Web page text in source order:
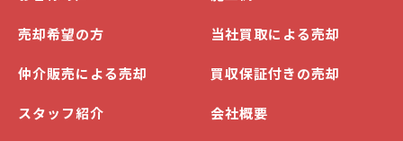
売却希望の方 当社買取による売却
仲介販売による売却 買収保証付きの売却
スタッフ紹介 会社概要